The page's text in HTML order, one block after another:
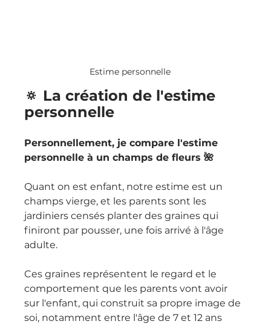
Estime personnelle
🔅 La création de l'estime
personnelle
Personnellement, je compare l'estime
personnelle à un champs de fleurs 🌺
Quant on est enfant, notre estime est un
champs vierge, et les parents sont les
jardiniers censés planter des graines qui
finiront par pousser, une fois arrivé à l'âge
adulte.
Ces graines représentent le regard et le
comportement que les parents vont avoir
sur l'enfant, qui construit sa propre image de
soi, notamment entre l'âge de 7 et 12 ans